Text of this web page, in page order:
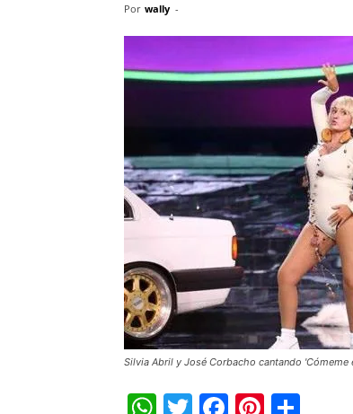
Por wally -
Silvia Abril y José Corbacho cantando 'Cómeme